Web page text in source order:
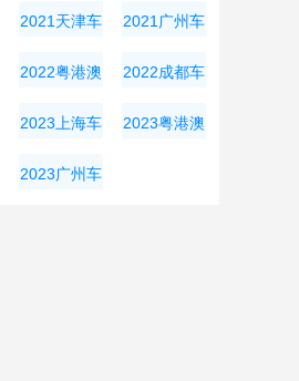
2021天津车
展
2021广州车
展
2022粤港澳
大湾区车展
2022成都车
展
2023上海车
展
2023粤港澳
2023广州车